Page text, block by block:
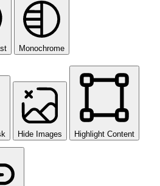
Monochrome
Hide Images Highlight Content